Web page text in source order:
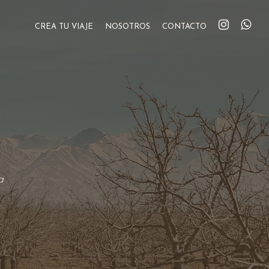
CREA TU VIAJE NOSOTROS CONTACTO